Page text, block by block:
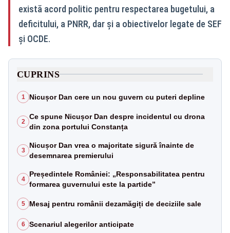
există acord politic pentru respectarea bugetului, a
deficitului, a PNRR, dar și a obiectivelor legate de SEF
și OCDE.
CUPRINS
1 Nicușor Dan cere un nou guvern cu puteri depline
2
Ce spune Nicușor Dan despre incidentul cu drona
din zona portului Constanța
3
Nicușor Dan vrea o majoritate sigură înainte de
desemnarea premierului
4
Președintele României: „Responsabilitatea pentru
formarea guvernului este la partide”
5 Mesaj pentru românii dezamăgiți de deciziile sale
6 Scenariul alegerilor anticipate